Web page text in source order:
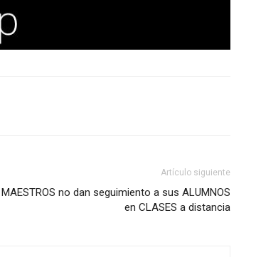
Artículo siguiente
MAESTROS no dan seguimiento a sus ALUMNOS
en CLASES a distancia